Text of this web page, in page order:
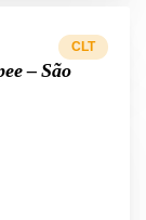
– São
CLT